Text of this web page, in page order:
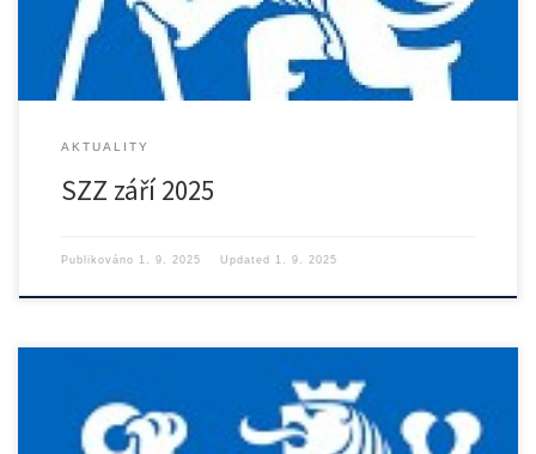
AKTUALITY
SZZ září 2025
Publikováno 1. 9. 2025 Updated 1. 9. 2025